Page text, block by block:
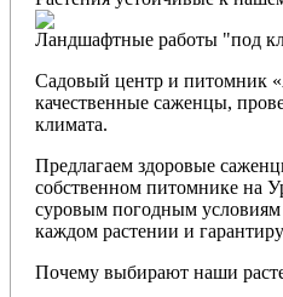
Ландшафтные работы "под
Садовый центр и
качественные саженцы,
климата.
Предлагаем здоровые
собственном питомнике на
суровым погодным
каждом растении и
Почему выбирают наши